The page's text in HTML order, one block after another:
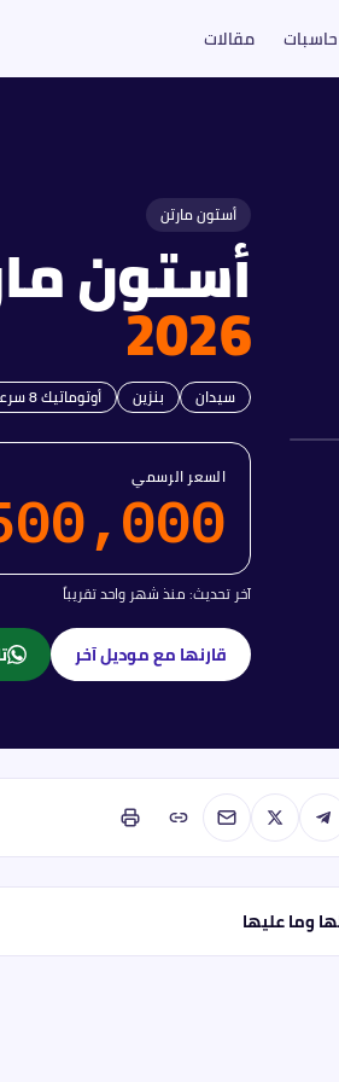
حاسبات مقالات
أستون مارتن
أستون
2026
سيدان بنزين أوتوماتيك 8 سرعات
السعر الرسمي
آخر تحديث:منذ شهر واحد تقريباً
قارنها مع موديل آخر
وما عليها